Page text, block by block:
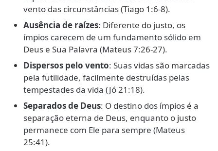
vento das circunstâncias (Tiago 1:6-8).
Ausência de raízes: Diferente do justo, os
ímpios carecem de um fundamento sólido em
Deus e Sua Palavra (Mateus 7:26-27).
Dispersos pelo vento: Suas vidas são marcadas
pela futilidade, facilmente destruídas pelas
tempestades da vida (Jó 21:18).
Separados de Deus: O destino dos ímpios é a
separação eterna de Deus, enquanto o justo
permanece com Ele para sempre (Mateus
25:41).